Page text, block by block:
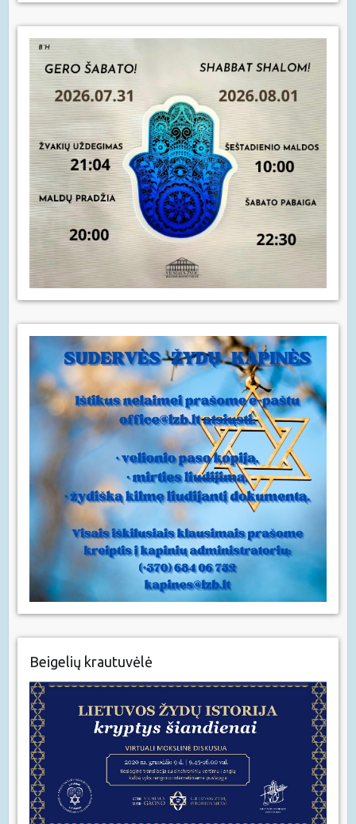
Beigelių krautuvėlė